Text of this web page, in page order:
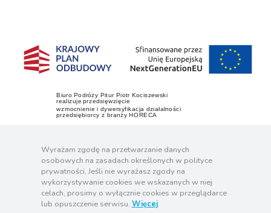
Wyrażam zgodę na przetwarzanie danych
osobowych na zasadach określonych w polityce
prywatności, Jeśli nie wyrażasz zgody na
wykorzystywanie cookies we wskazanych w niej
celach, prosimy o wyłącznie cookies w przeglądarce
lub opuszczenie serwisu. Więcej